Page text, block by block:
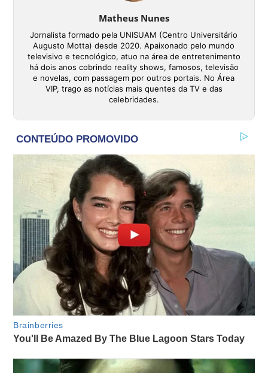
Matheus Nunes
Jornalista formado pela UNISUAM (Centro Universitário
Augusto Motta) desde 2020. Apaixonado pelo mundo
televisivo e tecnológico, atuo na área de entretenimento
há dois anos cobrindo reality shows, famosos, televisão
e novelas, com passagem por outros portais. No Área
VIP, trago as notícias mais quentes da TV e das
celebridades.